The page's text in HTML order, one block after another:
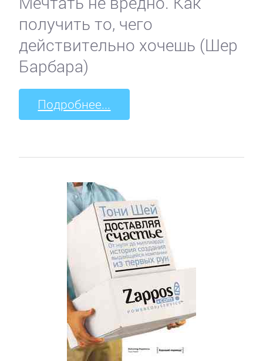
получить то, чего
действительно хочешь (Шер
Барбара)
Подробнее...